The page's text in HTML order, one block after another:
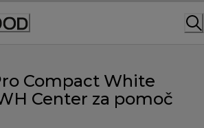
Compact White
Center za pomoč